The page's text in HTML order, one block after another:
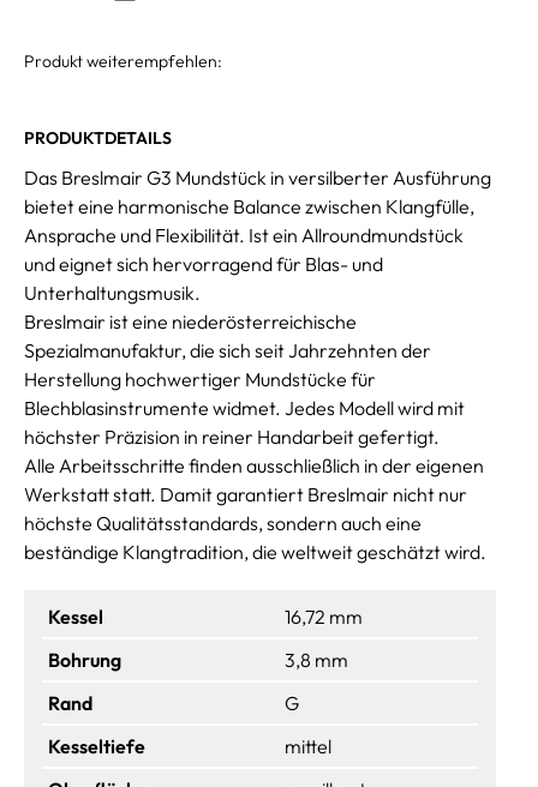
Produkt weiterempfehlen:
PRODUKTDETAILS
Das Breslmair G3 Mundstück in versilberter Ausführung
bietet eine harmonische Balance zwischen Klangfülle,
Ansprache und Flexibilität. Ist ein Allroundmundstück
und eignet sich hervorragend für Blas- und
Unterhaltungsmusik.
Breslmair ist eine niederösterreichische
Spezialmanufaktur, die sich seit Jahrzehnten der
Herstellung hochwertiger Mundstücke für
Blechblasinstrumente widmet. Jedes Modell wird mit
höchster Präzision in reiner Handarbeit gefertigt.
Alle Arbeitsschritte finden ausschließlich in der eigenen
Werkstatt statt. Damit garantiert Breslmair nicht nur
höchste Qualitätsstandards, sondern auch eine
beständige Klangtradition, die weltweit geschätzt wird.
Kessel
16,72 mm
Bohrung
3,8 mm
Rand
G
Kesseltiefe
mittel